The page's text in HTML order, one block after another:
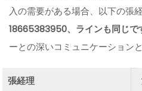
入の需要がある場合、以下の張
18665383950、ラインも同じで
ーとの深いコミュニケーション
張経理